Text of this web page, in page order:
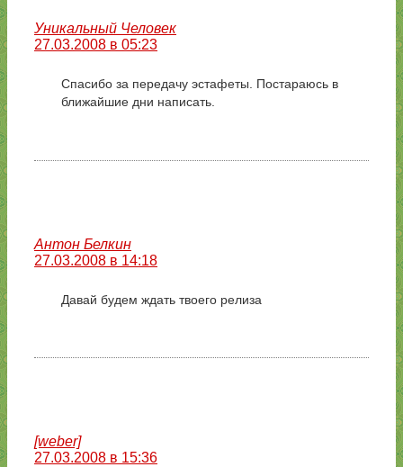
Уникальный Человек
27.03.2008 в 05:23
Спасибо за передачу эстафеты. Постараюсь в
ближайшие дни написать.
Антон Белкин
27.03.2008 в 14:18
Давай будем ждать твоего релиза
[weber]
27.03.2008 в 15:36